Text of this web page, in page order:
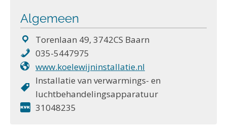
Algemeen
Torenlaan 49, 3742CS Baarn
035-5447975
www.koelewijninstallatie.nl
Installatie van verwarmings- en
luchtbehandelingsapparatuur
31048235